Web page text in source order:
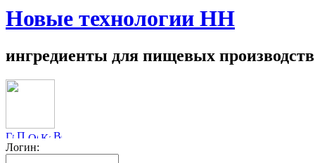
Новые технологии НН
ингредиенты для пищевых производств
Логин: